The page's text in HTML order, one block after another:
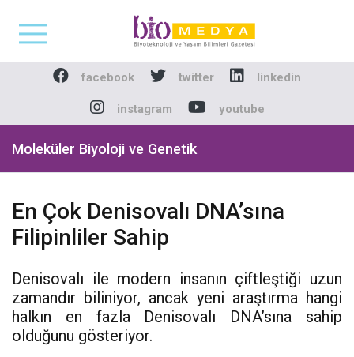
Biomedya -
facebook twitter linkedin
instagram youtube
Moleküler Biyoloji ve Genetik
En Çok Denisovalı DNA’sına
Filipinliler Sahip
Denisovalı ile modern insanın çiftleştiği uzun
zamandır biliniyor, ancak yeni araştırma hangi
halkın en fazla Denisovalı DNA’sına sahip
olduğunu gösteriyor.